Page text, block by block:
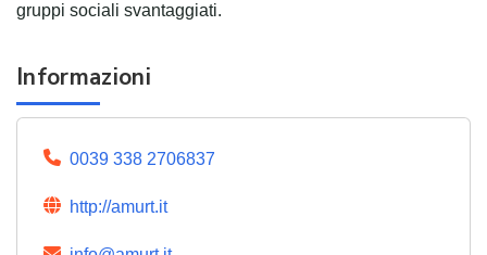
gruppi sociali svantaggiati.
Informazioni
0039 338 2706837
http://amurt.it